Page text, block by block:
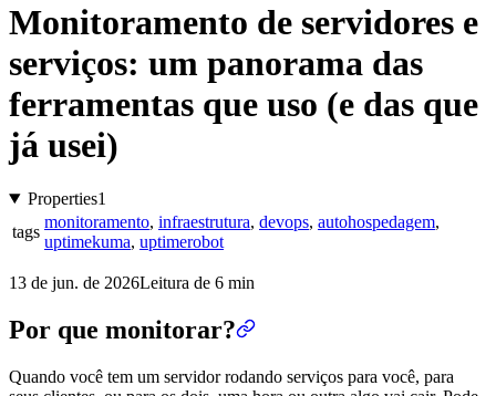
Monitoramento de servidores e
serviços: um panorama das
ferramentas que uso (e das que
já usei)
Properties1
tags
monitoramento, infraestrutura, devops, autohospedagem,
uptimekuma, uptimerobot
13 de jun. de 2026Leitura de 6 min
Por que monitorar?
Quando você tem um servidor rodando serviços para você, para